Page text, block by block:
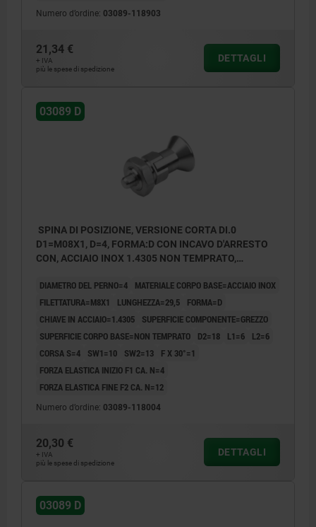
Numero d’ordine: 03089-118903
21,34 €
+ IVA
più le spese di spedizione
DETTAGLI
03089 D
SPINA DI POSIZIONE, VERSIONE CORTA DI.0
D1=M08X1, D=4, FORMA:D CON INCAVO D'ARRESTO
CON, ACCIAIO INOX 1.4305 NON TEMPRATO,
DIAMETRO DEL PERNO=4
MATERIALE CORPO BASE=ACCIAIO INOX
FILETTATURA=M8X1
LUNGHEZZA=29,5
FORMA=D
CHIAVE IN ACCIAIO=1.4305
SUPERFICIE COMPONENTE=GREZZO
SUPERFICIE CORPO BASE=NON TEMPRATO
D2=18 L1=6
L2=6
CORSA S=4
SW1=10 SW2=13
F X 30°=1
FORZA ELASTICA INIZIO F1 CA. N=4
FORZA ELASTICA FINE F2 CA. N=12
Numero d’ordine: 03089-118004
20,30 €
+ IVA
più le spese di spedizione
DETTAGLI
03089 D